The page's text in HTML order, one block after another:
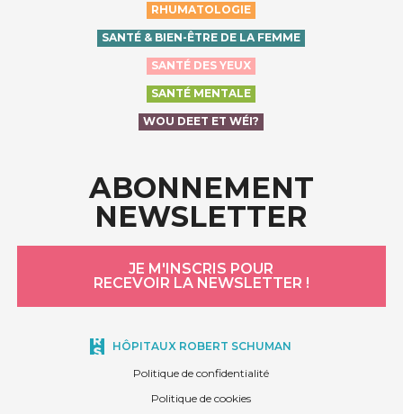
RHUMATOLOGIE
SANTÉ & BIEN-ÊTRE DE LA FEMME
SANTÉ DES YEUX
SANTÉ MENTALE
WOU DEET ET WÉI?
ABONNEMENT
NEWSLETTER
JE M'INSCRIS POUR
RECEVOIR LA NEWSLETTER !
HÔPITAUX ROBERT SCHUMAN
Politique de confidentialité
Politique de cookies